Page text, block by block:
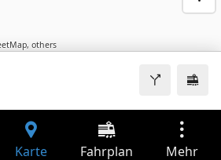
, others
Karte Fahrplan Mehr